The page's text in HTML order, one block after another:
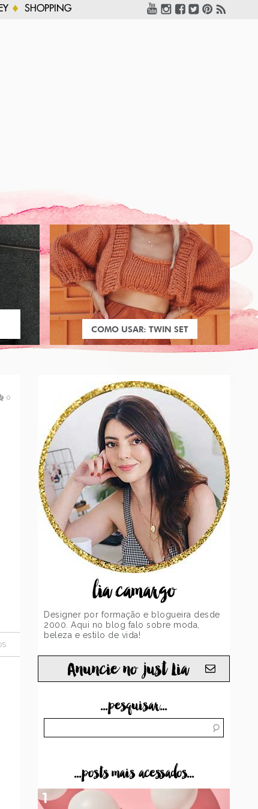
SHOPPING
COMO USAR: TWIN SET
0
lia camargo
Designer por formação e blogueira desde
2000. Aqui no blog falo sobre moda,
beleza e estilo de vida!
Anuncie no just Lia
...pesquisar...
...posts mais acessados...
1